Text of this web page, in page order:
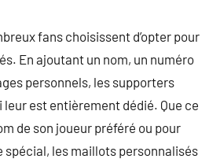
fans choisissent d’opter pour
En ajoutant un nom, un numéro
personnels, les supporters
est entièrement dédié. Que ce
de son joueur préféré ou pour
spécial, les maillots personnalisés